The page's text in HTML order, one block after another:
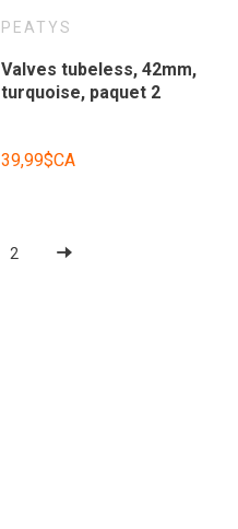
PEATYS
Valves tubeless, 42mm,
turquoise, paquet 2
39,99$CA
2